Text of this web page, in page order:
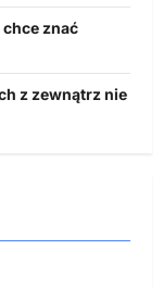
znać
z zewnątrz nie